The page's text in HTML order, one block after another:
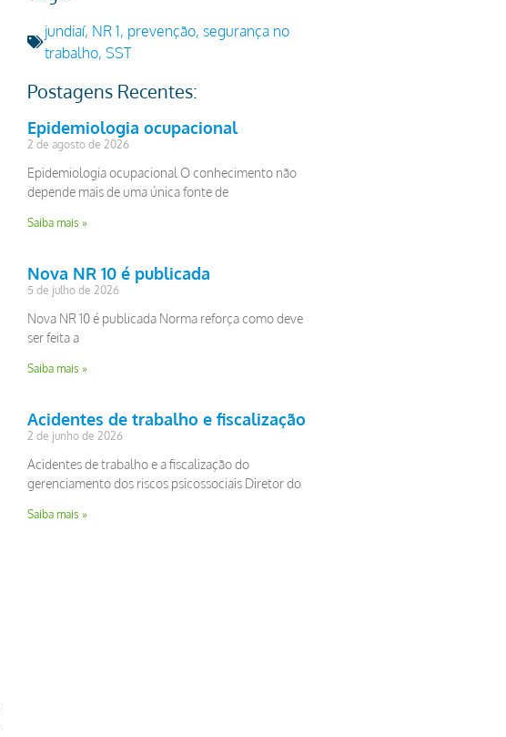
jundiaí, NR 1, prevenção, segurança no
trabalho, SST
Postagens Recentes:
Epidemiologia ocupacional
2 de agosto de 2026
Epidemiologia ocupacional O conhecimento não
depende mais de uma única fonte de
Saiba mais »
Nova NR 10 é publicada
5 de julho de 2026
Nova NR 10 é publicada Norma reforça como deve
ser feita a
Saiba mais »
Acidentes de trabalho e fiscalização
2 de junho de 2026
Acidentes de trabalho e a fiscalização do
gerenciamento dos riscos psicossociais Diretor do
Saiba mais »